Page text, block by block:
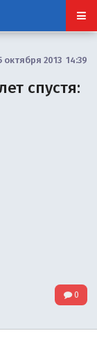
октября 2013 14:39
спустя:
0